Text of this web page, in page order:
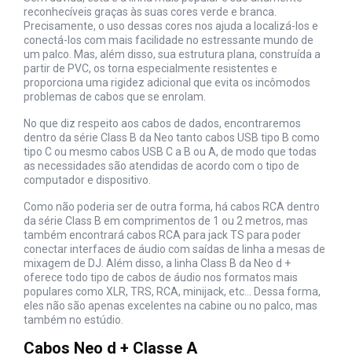
reconhecíveis graças às suas cores verde e branca.
Precisamente, o uso dessas cores nos ajuda a localizá-los e
conectá-los com mais facilidade no estressante mundo de
um palco. Mas, além disso, sua estrutura plana, construída a
partir de PVC, os torna especialmente resistentes e
proporciona uma rigidez adicional que evita os incômodos
problemas de cabos que se enrolam.
No que diz respeito aos cabos de dados, encontraremos
dentro da série Class B da Neo tanto cabos USB tipo B como
tipo C ou mesmo cabos USB C a B ou A, de modo que todas
as necessidades são atendidas de acordo com o tipo de
computador e dispositivo.
Como não poderia ser de outra forma, há cabos RCA dentro
da série Class B em comprimentos de 1 ou 2 metros, mas
também encontrará cabos RCA para jack TS para poder
conectar interfaces de áudio com saídas de linha a mesas de
mixagem de DJ. Além disso, a linha Class B da Neo d +
oferece todo tipo de cabos de áudio nos formatos mais
populares como XLR, TRS, RCA, minijack, etc... Dessa forma,
eles não são apenas excelentes na cabine ou no palco, mas
também no estúdio.
Cabos Neo d + Classe A